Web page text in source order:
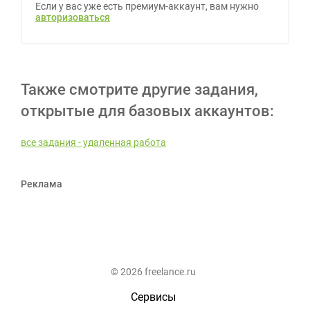
Если у вас уже есть премиум-аккаунт, вам нужно
авторизоваться
Также смотрите другие задания,
открытые для базовых аккаунтов:
все задания - удаленная работа
Реклама
© 2026 freelance.ru
Сервисы